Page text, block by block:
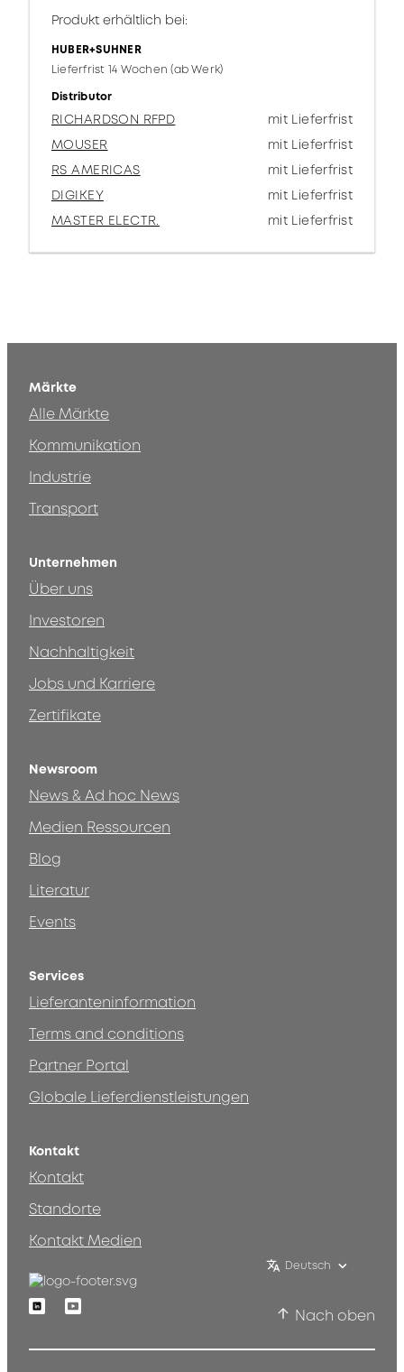
Produkt erhältlich bei:
HUBER+SUHNER
Lieferfrist 14 Wochen (ab Werk)
Distributor
RICHARDSON RFPD
mit Lieferfrist
MOUSER
mit Lieferfrist
RS AMERICAS
mit Lieferfrist
DIGIKEY
mit Lieferfrist
MASTER ELECTR.
mit Lieferfrist
Märkte
Alle Märkte
Kommunikation
Industrie
Transport
Unternehmen
Über uns
Investoren
Nachhaltigkeit
Jobs und Karriere
Zertifikate
Newsroom
News & Ad hoc News
Medien Ressourcen
Blog
Literatur
Events
Services
Lieferanteninformation
Terms and conditions
Partner Portal
Globale Lieferdienstleistungen
Kontakt
Kontakt
Standorte
Kontakt Medien
Deutsch
LinkedinYoutube
Nach oben